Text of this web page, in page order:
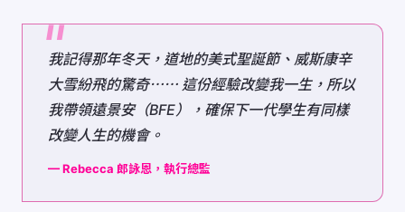
我記得那年冬天，道地的美式聖誕節、威斯康辛
大雪紛飛的驚奇⋯⋯ 這份經驗改變我一生，所以
我帶領遠景安（BFE），確保下一代學生有同樣
改變人生的機會。
— Rebecca 郎詠恩，執行總監